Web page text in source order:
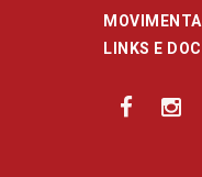
LINKS E